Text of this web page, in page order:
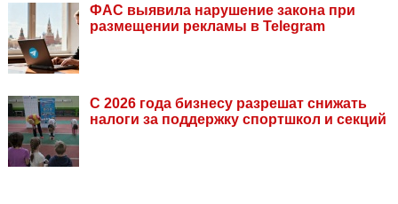
ФАС выявила нарушение закона при
размещении рекламы в Telegram
С 2026 года бизнесу разрешат снижать
налоги за поддержку спортшкол и секций